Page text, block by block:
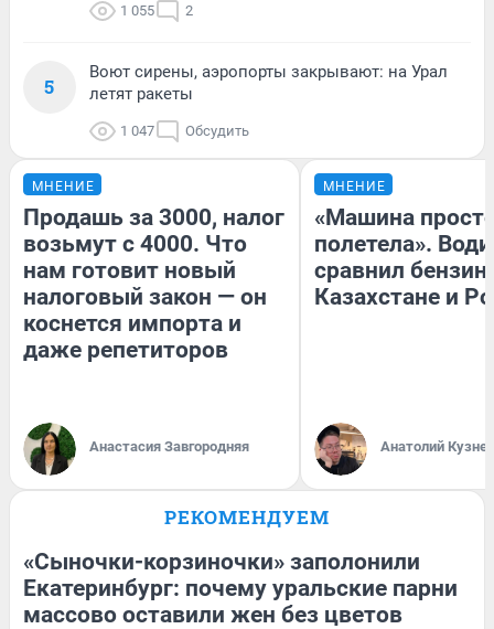
1 055 2
5
Воют сирены, аэропорты закрывают: на Урал
летят ракеты
1 047 Обсудить
МНЕНИЕ
Продашь за 3000, налог
возьмут с 4000. Что
нам готовит новый
налоговый закон — он
коснется импорта и
даже репетиторов
Анастасия Завгородняя
МНЕНИЕ
«Машина
полетела».
сравнил бензин
Казахстане и
Анатолий
РЕКОМЕНДУЕМ
«Сыночки-корзиночки» заполонили
Екатеринбург: почему уральские парни
массово оставили жен без цветов